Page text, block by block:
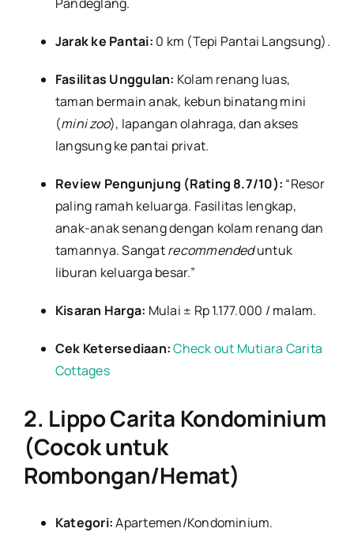
Jarak ke Pantai: 0 km (Tepi Pantai Langsung).
Fasilitas Unggulan: Kolam renang luas,
taman bermain anak, kebun binatang mini
(mini zoo), lapangan olahraga, dan akses
langsung ke pantai privat.
Review Pengunjung (Rating 8.7/10): “Resor
paling ramah keluarga. Fasilitas lengkap,
anak-anak senang dengan kolam renang dan
tamannya. Sangatrecommendeduntuk
liburan keluarga besar.”
Kisaran Harga: Mulai ± Rp 1.177.000 / malam.
Cek Ketersediaan:Check out Mutiara Carita
Cottages
2. Lippo Carita Kondominium
(Cocok untuk
Rombongan/Hemat)
Kategori:Apartemen/Kondominium.